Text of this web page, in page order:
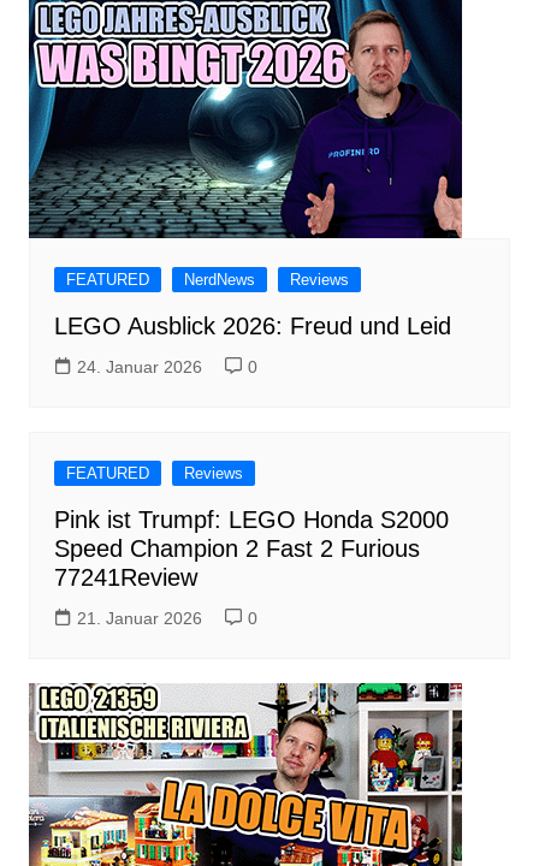
FEATURED NerdNews Reviews
LEGO Ausblick 2026: Freud und Leid
24. Januar 2026 0
FEATURED Reviews
Pink ist Trumpf: LEGO Honda S2000
Speed Champion 2 Fast 2 Furious
77241Review
21. Januar 2026 0